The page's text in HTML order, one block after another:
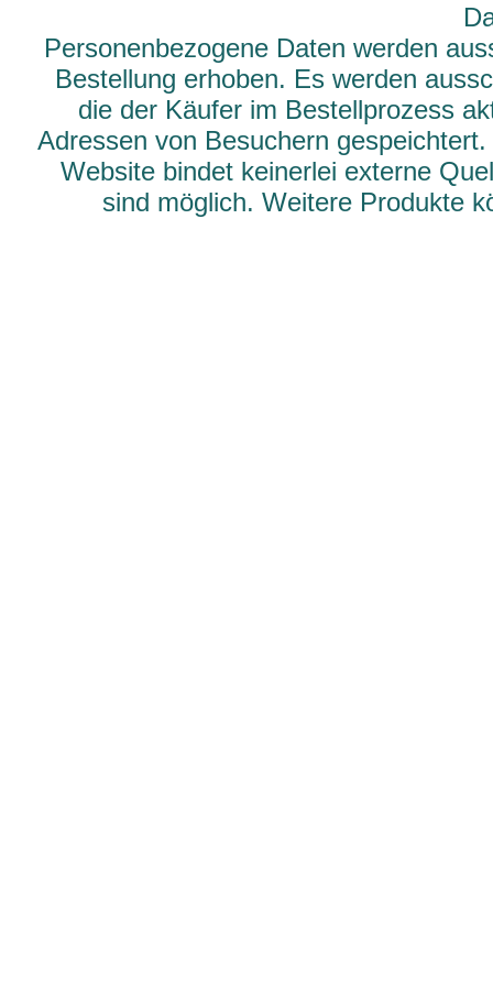
Personenbezogene Daten werden
Bestellung erhoben. Es werden
die der Käufer im Bestellprozess
Adressen von Besuchern
Website bindet keinerlei externe
sind möglich. Weitere Produkte